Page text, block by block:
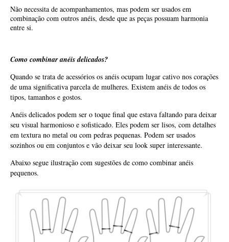
Não necessita de acompanhamentos, mas podem ser usados em
combinação com outros anéis, desde que as peças possuam harmonia
entre si.
Como combinar anéis delicados?
Quando se trata de acessórios os anéis ocupam lugar cativo nos corações
de uma significativa parcela de mulheres. Existem anéis de todos os
tipos, tamanhos e gostos.
Anéis delicados podem ser o toque final que estava faltando para deixar
seu visual harmonioso e sofisticado. Eles podem ser lisos, com detalhes
em textura no metal ou com pedras pequenas. Podem ser usados
sozinhos ou em conjuntos e vão deixar seu look super interessante.
Abaixo segue ilustração com sugestões de como combinar anéis
pequenos.